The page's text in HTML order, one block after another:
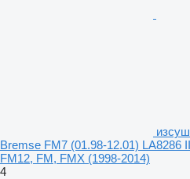
Bremse FM7 (01.98-12.01) LA8286
FM12, FM, FMX (1998-2014)
4